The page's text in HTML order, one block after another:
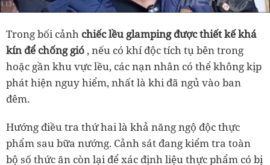
Trong bối cảnh chiếc lều glamping được thiết kế khá
kín để chống gió , nếu có khí độc tích tụ bên trong
hoặc gần khu vực lều, các nạn nhân có thể không kịp
phát hiện nguy hiểm, nhất là khi đã ngủ vào ban
đêm.
Hướng điều tra thứ hai là khả năng ngộ độc thực
phẩm sau bữa nướng. Cảnh sát đang kiểm tra toàn
bộ số thức ăn còn lại để xác định liệu thực phẩm có bị